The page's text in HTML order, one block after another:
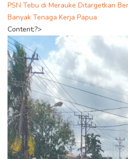
PSN Tebu di Merauke Ditargetkan
Banyak Tenaga Kerja Papua
Content;?>